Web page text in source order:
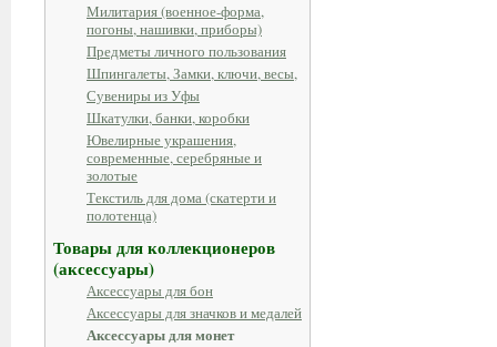
Милитария (военное-форма,
погоны, нашивки, приборы)
Предметы личного пользования
Шпингалеты, Замки, ключи, весы,
Сувениры из Уфы
Шкатулки, банки, коробки
Ювелирные украшения,
современные, серебряные и
золотые
Текстиль для дома (скатерти и
полотенца)
Товары для коллекционеров
(аксессуары)
Аксессуары для бон
Аксессуары для значков и медалей
Аксессуары для монет